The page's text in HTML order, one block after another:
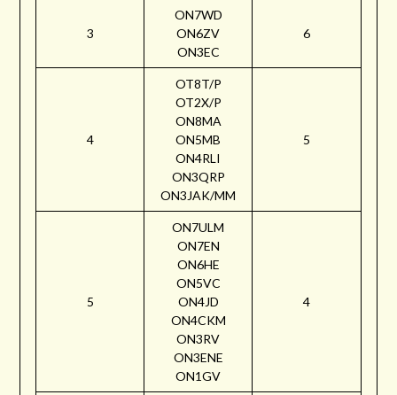
3
ON7WD
ON6ZV
ON3EC
6
4
OT8T/P
OT2X/P
ON8MA
ON5MB
ON4RLI
ON3QRP
ON3JAK/MM
5
5
ON7ULM
ON7EN
ON6HE
ON5VC
ON4JD
ON4CKM
ON3RV
ON3ENE
ON1GV
4